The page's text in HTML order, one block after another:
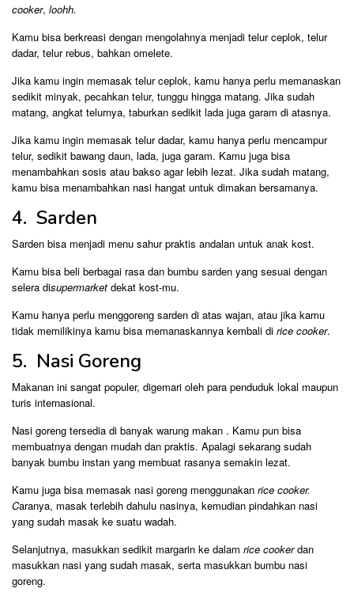
cooker, loohh.
Kamu bisa berkreasi dengan mengolahnya menjadi telur ceplok, telur
dadar, telur rebus, bahkan omelete.
Jika kamu ingin memasak telur ceplok, kamu hanya perlu memanaskan
sedikit minyak, pecahkan telur, tunggu hingga matang. Jika sudah
matang, angkat telurnya, taburkan sedikit lada juga garam di atasnya.
Jika kamu ingin memasak telur dadar, kamu hanya perlu mencampur
telur, sedikit bawang daun, lada, juga garam. Kamu juga bisa
menambahkan sosis atau bakso agar lebih lezat. Jika sudah matang,
kamu bisa menambahkan nasi hangat untuk dimakan bersamanya.
4. Sarden
Sarden bisa menjadi menu sahur praktis andalan untuk anak kost.
Kamu bisa beli berbagai rasa dan bumbu sarden yang sesuai dengan
selera disupermarket dekat kost-mu.
Kamu hanya perlu menggoreng sarden di atas wajan, atau jika kamu
tidak memilikinya kamu bisa memanaskannya kembali di rice cooker.
5. Nasi Goreng
Makanan ini sangat populer, digemari oleh para penduduk lokal maupun
turis internasional.
Nasi goreng tersedia di banyak warung makan . Kamu pun bisa
membuatnya dengan mudah dan praktis. Apalagi sekarang sudah
banyak bumbu instan yang membuat rasanya semakin lezat.
Kamu juga bisa memasak nasi goreng menggunakan rice cooker.
Caranya, masak terlebih dahulu nasinya, kemudian pindahkan nasi
yang sudah masak ke suatu wadah.
Selanjutnya, masukkan sedikit margarin ke dalam rice cookerdan
masukkan nasi yang sudah masak, serta masukkan bumbu nasi
goreng.